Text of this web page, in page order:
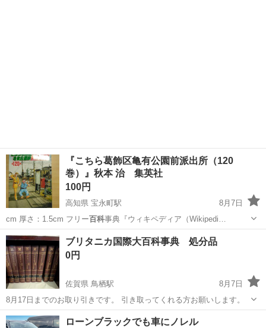
『こちら葛飾区亀有公園前派出所（120
巻）』秋本 治 集英社
100円
高知県 宝永町駅
8月7日
cm 厚さ：1.5cm フリー百科事典『ウィキペディア（Wikipedi…
高知 高知市 宝永町駅 マンガ、コミック、アニメ
こち亀
ブリタニカ国際大百科事典 処分品
0円
佐賀県 鳥栖駅
8月7日
8月17日までのお取り引きです。 引き取ってくれる方お願いします。
佐賀 鳥栖市 鳥栖駅 語学、辞書
ローンブラックでも車にノレル